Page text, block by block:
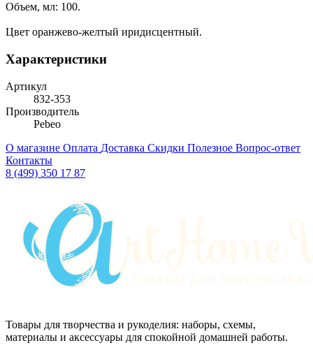
Объем, мл: 100.
Цвет оранжево-желтый иридисцентный.
Характеристики
Артикул
832-353
Производитель
Pebeo
О магазине Оплата Доставка Скидки Полезное Вопрос-ответ
Контакты
8 (499) 350 17 87
Товары для творчества и рукоделия: наборы, схемы,
материалы и аксессуары для спокойной домашней работы.